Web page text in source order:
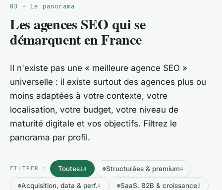
EN 2026
Une agence crédible travaille avec votre équipe
votre pôle produit ou votre agence SEA - pas
dans son coin.
03 - Le panorama
Les agences SEO qui se
démarquent en France
Il n'existe pas une « meilleure agence SEO »
universelle : il existe surtout des agences plus ou
moins adaptées à votre contexte, votre
localisation, votre budget, votre niveau de
maturité digitale et vos objectifs. Filtrez le
panorama par profil.
FILTRER : Toutes14 Structurées & premium4
Acquisition, data & perf.4 SaaS, B2B & croissance2